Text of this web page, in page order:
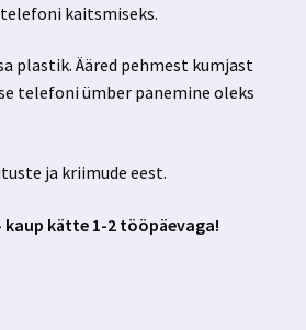
€.
kaitsmiseks.
plastik. Ääred pehmest kumjast
telefoni ümber panemine oleks
ja kriimude eest.
– kaup kätte 1-2 tööpäevaga!